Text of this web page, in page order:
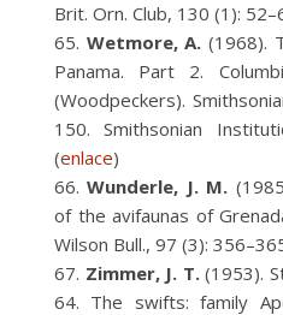
Brit. Orn. Club, 130 (1):
Wetmore, A. (1968).
Panama. Part 2.
(Woodpeckers).
150. Smithsonian
(enlace)
Wunderle, J. M.
of the avifaunas of
Wilson Bull., 97 (3):
Zimmer, J. T.(1953).
64. The swifts: family